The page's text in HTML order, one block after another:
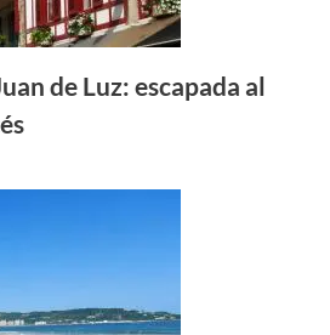
de Luz: escapada al